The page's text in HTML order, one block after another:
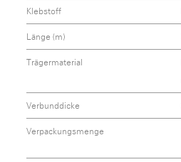
Klebstoff
Länge (m)
Trägermaterial
Verbunddicke
Verpackungsmenge